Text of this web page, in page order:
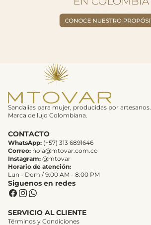
Sandalias para mujer, producidas por artesanos.
Marca de lujo Colombiana.
CONTACTO
WhatsApp: (+57) 313 6891646
Correo: hola@mtovar.com.co
Instagram: @mtovar
Horario de atención:
Lun - Dom / 9:00 AM - 8:00 PM
Siguenos en redes
SERVICIO AL CLIENTE
Términos y Condiciones